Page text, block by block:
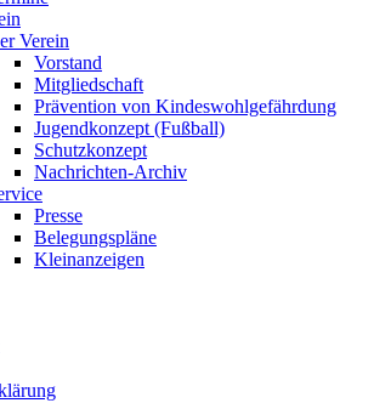
Verein
Vorstand
Mitgliedschaft
Prävention von Kindeswohlgefährdung
Jugendkonzept (Fußball)
Schutzkonzept
Nachrichten-Archiv
Presse
Belegungspläne
Kleinanzeigen